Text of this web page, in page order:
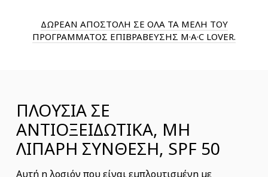
ΔΩΡΕΑΝ ΑΠΟΣΤΟΛΗ ΣΕ ΟΛΑ ΤΑ ΜΕΛΗ ΤΟΥ
ΠΡΟΓΡΑΜΜΑΤΟΣ ΕΠΙΒΡΑΒΕΥΣΗΣ M·A·C LOVER.
ΠΛΟΥΣΙΑ ΣΕ
ΑΝΤΙΟΞΕΙΔΩΤΙΚΑ, ΜΗ
ΛΙΠΑΡΗ ΣΥΝΘΕΣΗ, SPF 50
Αυτή η λοσιόν που είναι εμπλουτισμένη με